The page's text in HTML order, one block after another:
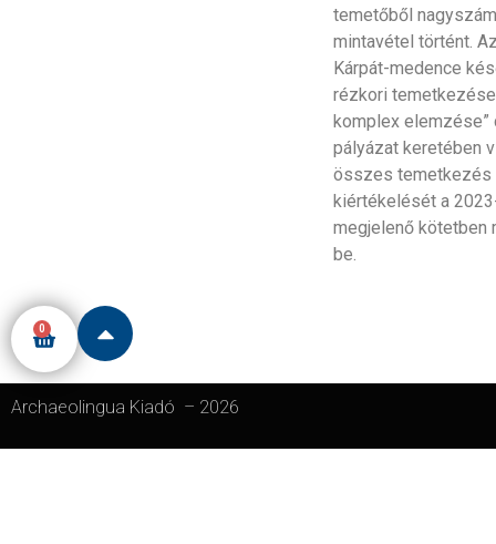
temetőből
mintavétel történt.
Kárpát-medence
rézkori
komplex elemzése”
pályázat keretében
összes temetkezés
kiértékelését a
megjelenő kötetben
be.
0
Archaeolingua Kiadó – 2026